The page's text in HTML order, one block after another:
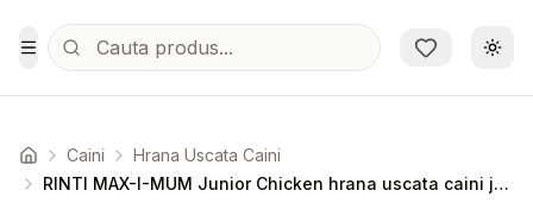
Sari la conținutul principal
Toggle Menu
Acasa Caini
Hrana Uscata Caini
RINTI MAX-I-MUM Junior Chicken hrana uscata caini juniori 2 x 12 kg